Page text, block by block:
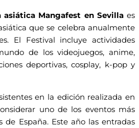
Mangafest en Sevillaes
que se celebra anualmente
El Festival incluye actividades
de los videojuegos, anime,
deportivas, cosplay, k-pop y
en la edición realizada en
uno de los eventos más
de España. Este año las entradas